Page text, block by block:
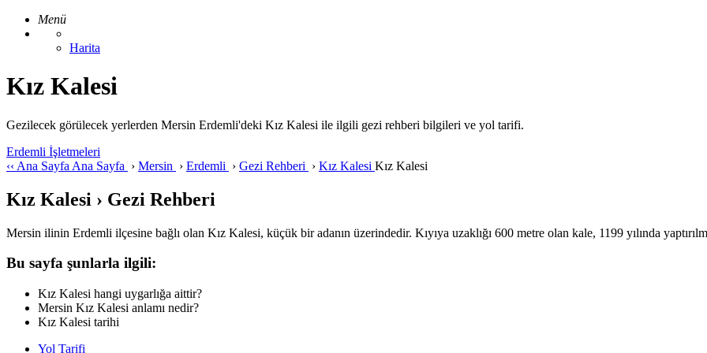
Menü
Harita
Kız Kalesi
Gezilecek görülecek yerlerden Mersin Erdemli'deki Kız Kalesi ile ilgili gezi rehberi bilgileri ve yol tarifi.
Erdemli İşletmeleri
‹‹ Ana Sayfa Ana Sayfa › Mersin › Erdemli › Gezi Rehberi › Kız Kalesi Kız Kalesi
Kız Kalesi › Gezi Rehberi
Mersin ilinin Erdemli ilçesine bağlı olan Kız Kalesi, küçük bir adanın üzerindedir. Kıyıya uzaklığı 600 metre olan kale, 1199 yılında
Bu sayfa şunlarla ilgili:
Kız Kalesi hangi uygarlığa aittir?
Mersin Kız Kalesi anlamı nedir?
Kız Kalesi tarihi
Yol Tarifi